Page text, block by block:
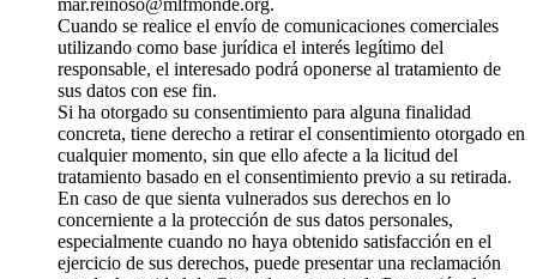
Cuando se realice el envío de comunicaciones comerciales
utilizando como base jurídica el interés legítimo del
responsable, el interesado podrá oponerse al tratamiento de
sus datos con ese fin.
Si ha otorgado su consentimiento para alguna finalidad
concreta, tiene derecho a retirar el consentimiento otorgado en
cualquier momento, sin que ello afecte a la licitud del
tratamiento basado en el consentimiento previo a su retirada.
En caso de que sienta vulnerados sus derechos en lo
concerniente a la protección de sus datos personales,
especialmente cuando no haya obtenido satisfacción en el
ejercicio de sus derechos, puede presentar una reclamación